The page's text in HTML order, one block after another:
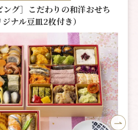
ング］こだわりの和洋おせち
ジナル豆皿2枚付き）